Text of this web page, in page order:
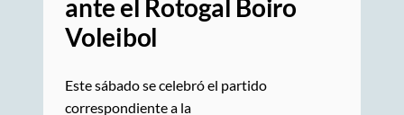
ante el Rotogal Boiro
Voleibol
Este sábado se celebró el partido
correspondiente a la